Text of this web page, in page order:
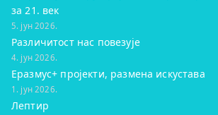
за 21. век
5. јун 2026.
Различитост нас повезује
4. јун 2026.
Еразмус+ пројекти, размена искустава
1. јун 2026.
Лептир